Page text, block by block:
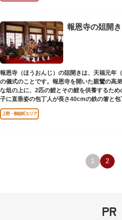
報恩寺の爼開き
報恩寺（ほうおんじ）の爼開きは、天福元年
の儀式のことです。報恩寺を開いた親鸞の高
な俎の上に、2匹の鯉とその鯉を供養するた
子に直垂姿の包丁人が長さ40cmの鉄の箸と
をさばきます。さばいた鯉は観衆にふるまわれ
上野・御徒町エリア
1 2
PR